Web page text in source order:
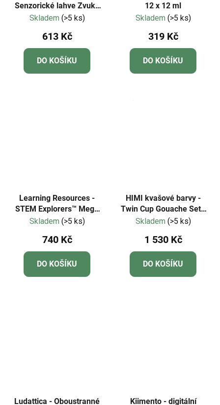
Senzorické lahve Zvuky
deště
Skladem (>5 ks)
613 Kč
DO KOŠÍKU
12 x 12 ml
Skladem (>5 ks)
319 Kč
DO KOŠÍKU
Learning Resources -
STEM Explorers™ Mega
magnet set
Skladem (>5 ks)
740 Kč
DO KOŠÍKU
HIMI kvašové barvy -
Twin Cup Gouache Set -
112 Colours - Black
Skladem (>5 ks)
1 530 Kč
DO KOŠÍKU
Ludattica - Oboustranné
Kiimento - digitální